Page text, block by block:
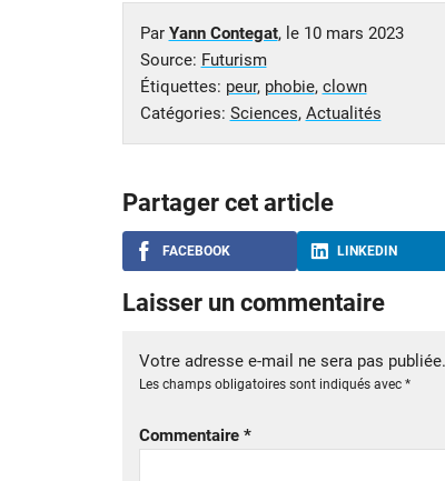
Par Yann Contegat, le 10 mars 2023
Source: Futurism
Étiquettes: peur, phobie, clown
Catégories: Sciences, Actualités
Partager cet article
FACEBOOK LINKEDIN
Laisser un commentaire
Votre adresse e-mail ne sera pas publiée.
Les champs obligatoires sont indiqués avec *
Commentaire *